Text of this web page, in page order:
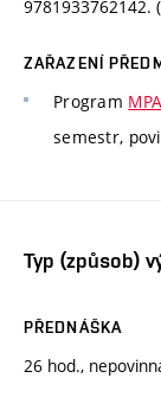
9781933762142.
ZAŘAZENÍ
Program
semestr,
Typ (způsob)
PŘEDNÁŠKA
26 hod.,